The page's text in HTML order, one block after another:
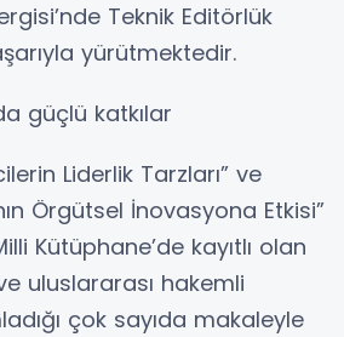
Teknik Editörlük
yürütmektedir.
güçlü katkılar
Liderlik Tarzları” ve
Örgütsel İnovasyona Etkisi”
Kütüphane’de kayıtlı olan
uluslararası hakemli
çok sayıda makaleyle